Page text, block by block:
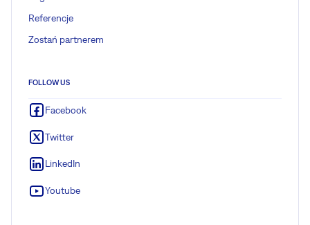
Referencje
Zostań partnerem
FOLLOW US
Facebook
Twitter
LinkedIn
Youtube